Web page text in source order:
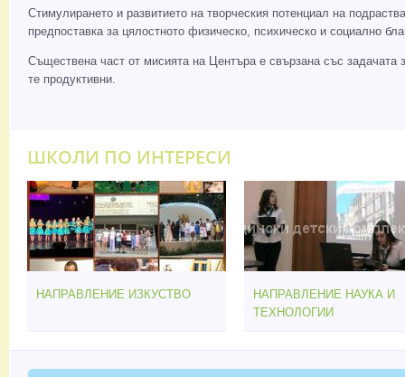
Стимулирането и развитието на творческия потенциал на
предпоставка за цялостното физическо, психическо и социално
Съществена част от мисията на Центъра е свързана със задачата
те продуктивни.
ШКОЛИ ПО ИНТЕРЕСИ
НАПРАВЛЕНИЕ ИЗКУСТВО
НАПРАВЛЕНИЕ НАУКА И
ТЕХНОЛОГИИ